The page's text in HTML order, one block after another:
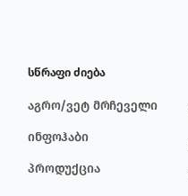
სწრაფი ძიება
აგრო/ვეტ მრჩეველი
ინფოჰაბი
პროდუქცია